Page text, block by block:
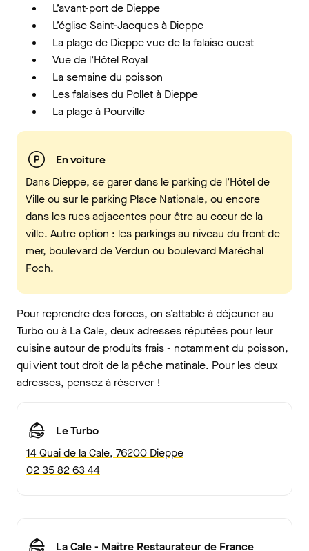
L’avant-port de Dieppe
L’église Saint-Jacques à Dieppe
La plage de Dieppe vue de la falaise ouest
Vue de l’Hôtel Royal
La semaine du poisson
Les falaises du Pollet à Dieppe
La plage à Pourville
En voiture
Dans Dieppe, se garer dans le parking de l’Hôtel de
Ville ou sur le parking Place Nationale, ou encore
dans les rues adjacentes pour être au cœur de la
ville. Autre option : les parkings au niveau du front de
mer, boulevard de Verdun ou boulevard Maréchal
Foch.
Pour reprendre des forces, on s’attable à déjeuner au
Turbo ou à La Cale, deux adresses réputées pour leur
cuisine autour de produits frais - notamment du poisson,
qui vient tout droit de la pêche matinale. Pour les deux
adresses, pensez à réserver !
Le Turbo
14 Quai de la Cale, 76200 Dieppe
02 35 82 63 44
La Cale - Maître Restaurateur de France